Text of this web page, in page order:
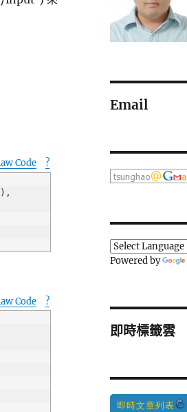
Code ?
Code ?
Email
Powered by
即時標籤雲